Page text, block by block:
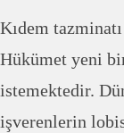
Kıdem
Hükümet yeni
istemektedir.
işverenlerin